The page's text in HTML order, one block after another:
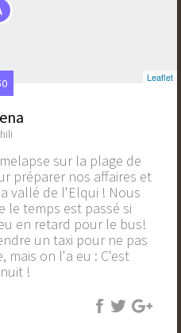
Leaflet
sur la plage de
préparer nos affaires et
vallé de l'Elqui ! Nous
le temps est passé si
en retard pour le bus!
un taxi pour ne pas
mais on l'a eu : C'est
!